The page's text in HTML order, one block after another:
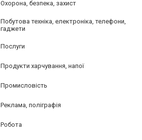
Охорона, безпека, захист
Побутова техніка, електроніка, телефони,
гаджети
Послуги
Продукти харчування, напої
Промисловість
Реклама, поліграфія
Робота